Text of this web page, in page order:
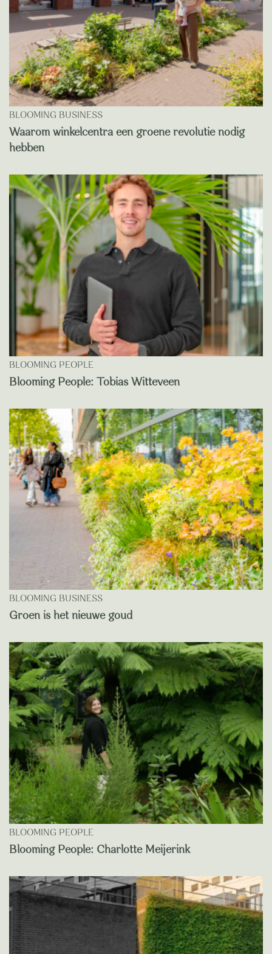
BLOOMING BUSINESS
Waarom winkelcentra een groene revolutie nodig
hebben
BLOOMING PEOPLE
Blooming People: Tobias Witteveen
BLOOMING BUSINESS
Groen is het nieuwe goud
BLOOMING PEOPLE
Blooming People: Charlotte Meijerink